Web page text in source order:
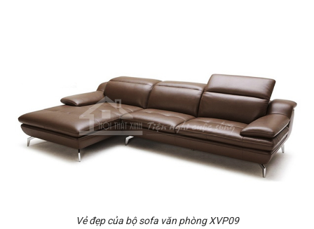
Vẻ đẹp của bộ sofa văn phòng XVP09